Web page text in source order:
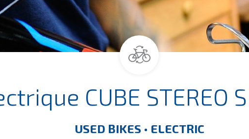
CUBE STEREO
USED BIKES • ELECTRIC